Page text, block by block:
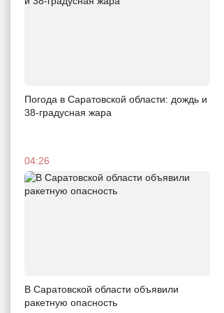
Погода в Саратовской области: дождь и
38-градусная жара
04:26
В Саратовской области объявили
ракетную опасность